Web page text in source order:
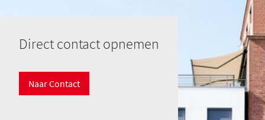
Direct contact opnemen
Naar Contact